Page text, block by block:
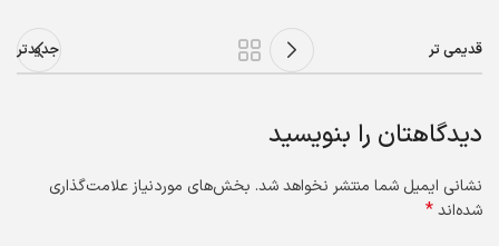
جدیدتر قدیمی تر
دیدگاهتان را بنویسید
نشانی ایمیل شما منتشر نخواهد شد. بخش‌های موردنیاز علامت‌گذاری
شده‌اند*